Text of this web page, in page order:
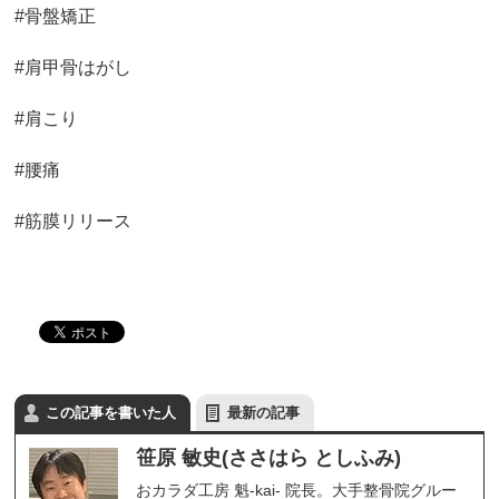
#骨盤矯正
#肩甲骨はがし
#肩こり
#腰痛
#筋膜リリース
この記事を書いた人 最新の記事
笹原 敏史(ささはら としふみ)
おカラダ工房 魁-kai- 院長。大手整骨院グルー